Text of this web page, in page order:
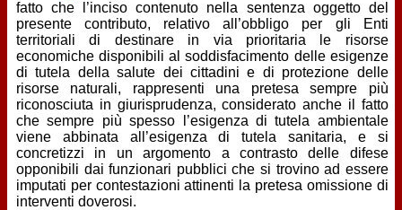
fatto che l’inciso contenuto nella sentenza oggetto del
presente contributo, relativo all’obbligo per gli Enti
territoriali di destinare in via prioritaria le risorse
economiche disponibili al soddisfacimento delle esigenze
di tutela della salute dei cittadini e di protezione delle
risorse naturali, rappresenti una pretesa sempre più
riconosciuta in giurisprudenza, considerato anche il fatto
che sempre più spesso l’esigenza di tutela ambientale
viene abbinata all’esigenza di tutela sanitaria, e si
concretizzi in un argomento a contrasto delle difese
opponibili dai funzionari pubblici che si trovino ad essere
imputati per contestazioni attinenti la pretesa omissione di
interventi doverosi.